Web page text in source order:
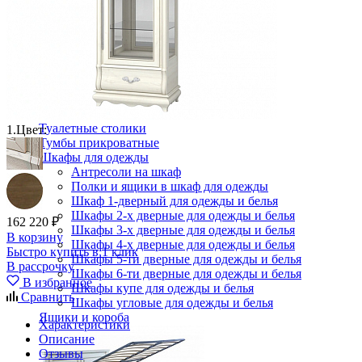
Кровати двуспальные
Кровати металлические
Кровати односпальные
Кровати полутороспальные
Решетки и настилы под матрас
Спальные гарнитуры
Туалетные столики
Тумбы прикроватные
Шкафы для одежды
Антресоли на шкаф
Полки и ящики в шкаф для одежды
Шкаф 1-дверный для одежды и белья
Шкафы 2-х дверные для одежды и белья
Шкафы 3-х дверные для одежды и белья
Шкафы 4-х дверные для одежды и белья
Шкафы 5-ти дверные для одежды и белья
Шкафы 6-ти дверные для одежды и белья
Шкафы купе для одежды и белья
Шкафы угловые для одежды и белья
Ящики и короба
1.Цвет:
162 220 ₽
В корзину
Быстро купить в 1 клик
В рассрочку
В избранное
Сравнить
Характеристики
Описание
Отзывы